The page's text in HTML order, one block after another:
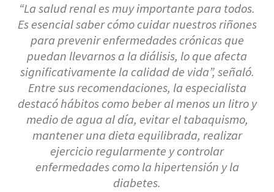
“La salud renal es muy importante para todos.
Es esencial saber cómo cuidar nuestros riñones
para prevenir enfermedades crónicas que
puedan llevarnos a la diálisis, lo que afecta
significativamente la calidad de vida”, señaló.
Entre sus recomendaciones, la especialista
destacó hábitos como beber al menos un litro y
medio de agua al día, evitar el tabaquismo,
mantener una dieta equilibrada, realizar
ejercicio regularmente y controlar
enfermedades como la hipertensión y la
diabetes.